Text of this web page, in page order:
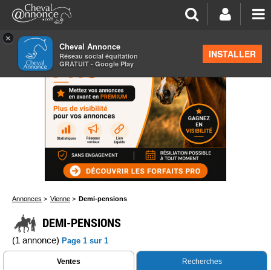
×
Cheval Annonce
Réseau social équitation
GRATUIT - Google Play
INSTALLER
Annonces > Vienne > Demi-pensions
DEMI-PENSIONS
(1 annonce) Page 1 sur 1
Ventes Recherches